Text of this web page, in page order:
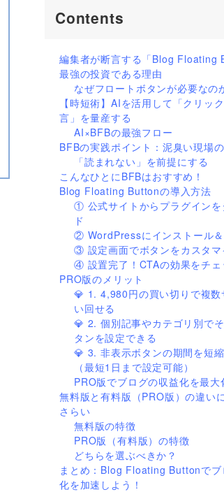
Contents
編集者が断言する「Blog Floating
最強の投資である理由
なぜフロートボタンが必要なの
【時短術】AIを活用して「クリッ
言」を量産する
AI×BFBの最強フロー
BFBの実践ポイント：泥臭い現場
「読まれない」を前提にする
こんなひとにBFBはおすすめ！
Blog Floating Buttonの導入方法
① 公式サイトからプラグインを
ド
② WordPressにインストール
③ 設定画面でボタンをカスタマ
④ 設置完了！CTAの効果をチェ
PRO版のメリット
💎 1. 4,980円の買い切りで複数
い回せる
💎 2. 個別記事やカテゴリ別で
タンを設定できる
💎 3. 非表示ボタンの期間を短
（最短1日まで設定可能）
PRO版でブログの収益化を最大
無料版と有料版（PRO版）の違い
さらい
無料版の特徴
PRO版（有料版）の特徴
どちらを選ぶべきか？
まとめ：Blog Floating Buttonでブ
化を加速しよう！